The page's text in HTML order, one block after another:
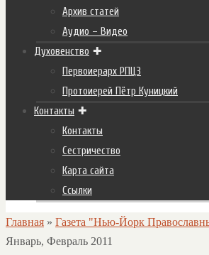
Архив статей
Аудио – Видео
Духовенство
Первоиерарх РПЦЗ
Протоиерей Пётр Куницкий
Контакты
Контакты
Сестричество
Карта сайта
Ссылки
Главная » Газета "Нью-Йорк
Январь, Февраль 2011